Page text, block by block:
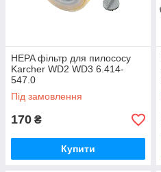
HEPA фільтр для пилососу
Karcher WD2 WD3 6.414-
547.0
Під замовлення
170 ₴
Купити